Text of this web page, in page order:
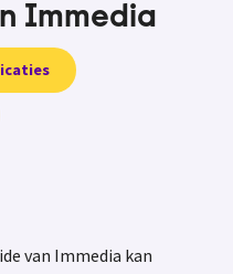
Immedia
van Immedia kan